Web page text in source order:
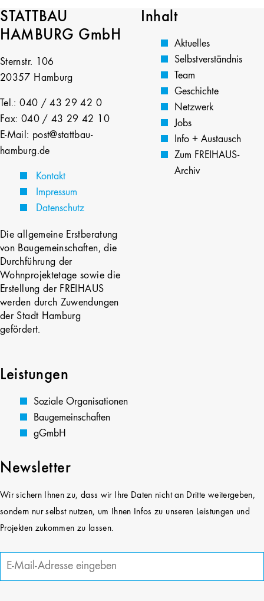
STATTBAU
HAMBURG GmbH
Sternstr. 106
20357 Hamburg
Tel.: 040 / 43 29 42 0
Fax: 040 / 43 29 42 10
E-Mail: post@stattbau-
hamburg.de
Kontakt
Impressum
Datenschutz
Die allgemeine Erstberatung
von Baugemeinschaften, die
Durchführung der
Wohnprojektetage sowie die
Erstellung der FREIHAUS
werden durch Zuwendungen
der Stadt Hamburg
gefördert.
Inhalt
Aktuelles
Selbstverständnis
Team
Geschichte
Netzwerk
Jobs
Info + Austausch
Zum FREIHAUS-
Archiv
Leistungen
Soziale Organisationen
Baugemeinschaften
gGmbH
Newsletter
Wir sichern Ihnen zu, dass wir Ihre Daten nicht an Dritte weitergeben,
sondern nur selbst nutzen, um Ihnen Infos zu unseren Leistungen und
Projekten zukommen zu lassen.